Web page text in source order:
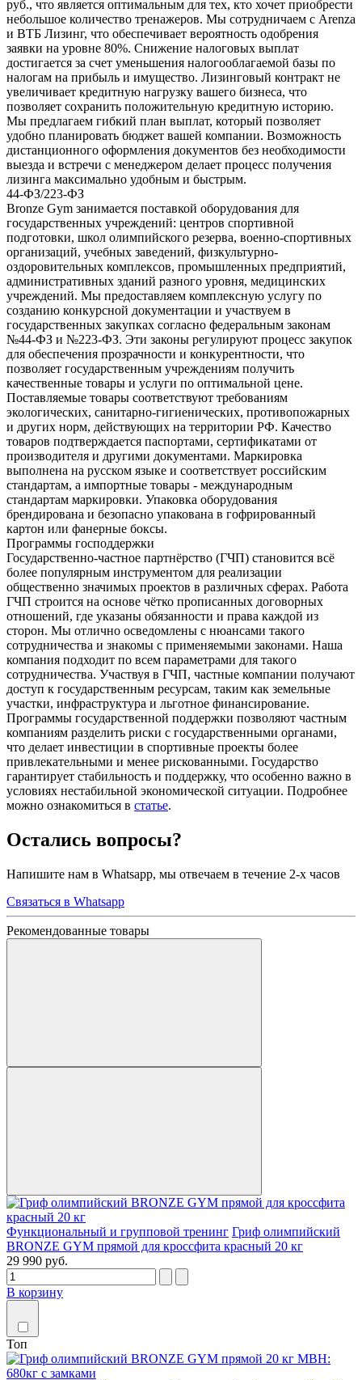
руб., что является оптимальным для тех, кто хочет приобрести
небольшое количество тренажеров. Мы сотрудничаем с Arenza
и ВТБ Лизинг, что обеспечивает вероятность одобрения
заявки на уровне 80%. Снижение налоговых выплат
достигается за счет уменьшения налогооблагаемой базы по
налогам на прибыль и имущество. Лизинговый контракт не
увеличивает кредитную нагрузку вашего бизнеса, что
позволяет сохранить положительную кредитную историю.
Мы предлагаем гибкий план выплат, который позволяет
удобно планировать бюджет вашей компании. Возможность
дистанционного оформления документов без необходимости
выезда и встречи с менеджером делает процесс получения
лизинга максимально удобным и быстрым.
44-ФЗ/223-ФЗ
Bronze Gym занимается поставкой оборудования для
государственных учреждений: центров спортивной
подготовки, школ олимпийского резерва, военно-спортивных
организаций, учебных заведений, физкультурно-
оздоровительных комплексов, промышленных предприятий,
административных зданий разного уровня, медицинских
учреждений. Мы предоставляем комплексную услугу по
созданию конкурсной документации и участвуем в
государственных закупках согласно федеральным законам
№44-ФЗ и №223-ФЗ. Эти законы регулируют процесс закупок
для обеспечения прозрачности и конкурентности, что
позволяет государственным учреждениям получить
качественные товары и услуги по оптимальной цене.
Поставляемые товары соответствуют требованиям
экологических, санитарно-гигиенических, противопожарных
и других норм, действующих на территории РФ. Качество
товаров подтверждается паспортами, сертификатами от
производителя и другими документами. Маркировка
выполнена на русском языке и соответствует российским
стандартам, а импортные товары - международным
стандартам маркировки. Упаковка оборудования
брендирована и безопасно упакована в гофрированный
картон или фанерные боксы.
Программы господдержки
Государственно-частное партнёрство (ГЧП) становится всё
более популярным инструментом для реализации
общественно значимых проектов в различных сферах. Работа
ГЧП строится на основе чётко прописанных договорных
отношений, где указаны обязанности и права каждой из
сторон. Мы отлично осведомлены с нюансами такого
сотрудничества и знакомы с применяемыми законами. Наша
компания подходит по всем параметрами для такого
сотрудничества. Участвуя в ГЧП, частные компании получают
доступ к государственным ресурсам, таким как земельные
участки, инфраструктура и льготное финансирование.
Программы государственной поддержки позволяют частным
компаниям разделить риски с государственными органами,
что делает инвестиции в спортивные проекты более
привлекательными и менее рискованными. Государство
гарантирует стабильность и поддержку, что особенно важно в
условиях нестабильной экономической ситуации. Подробнее
можно ознакомиться в статье.
Остались вопросы?
Напишите нам в Whatsapp, мы отвечаем в течение 2-х часов
Связаться в Whatsapp
Рекомендованные товары
Функциональный и групповой тренинг Гриф олимпийский
BRONZE GYM прямой для кроссфита красный 20 кг
29 990 руб.
В корзину
Топ